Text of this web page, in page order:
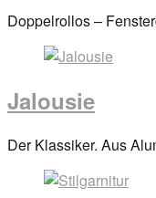
Posted
2017By
Doppelrollos –
Jalousie
Posted
Der Klassiker. Aus